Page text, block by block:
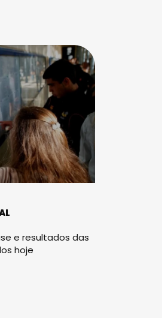
e resultados das
hoje